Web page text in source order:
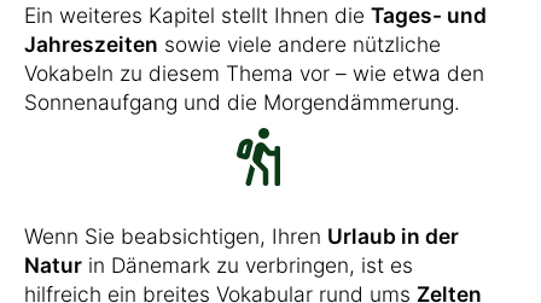
Ein weiteres Kapitel stellt Ihnen die Tages- und
Jahreszeiten sowie viele andere nützliche
Vokabeln zu diesem Thema vor – wie etwa den
Sonnenaufgang und die Morgendämmerung.
Wenn Sie beabsichtigen, Ihren Urlaub in der
Natur in Dänemark zu verbringen, ist es
hilfreich ein breites Vokabular rund ums Zelten